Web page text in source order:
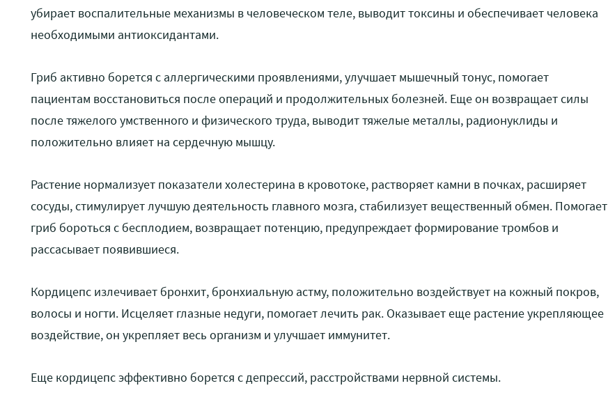
убирает воспалительные механизмы в человеческом теле, выводит токсины и обеспечивает человека
необходимыми антиоксидантами.
Гриб активно борется с аллергическими проявлениями, улучшает мышечный тонус, помогает
пациентам восстановиться после операций и продолжительных болезней. Еще он возвращает силы
после тяжелого умственного и физического труда, выводит тяжелые металлы, радионуклиды и
положительно влияет на сердечную мышцу.
Растение нормализует показатели холестерина в кровотоке, растворяет камни в почках, расширяет
сосуды, стимулирует лучшую деятельность главного мозга, стабилизует вещественный обмен. Помогает
гриб бороться с бесплодием, возвращает потенцию, предупреждает формирование тромбов и
рассасывает появившиеся.
Кордицепс излечивает бронхит, бронхиальную астму, положительно воздействует на кожный покров,
волосы и ногти. Исцеляет глазные недуги, помогает лечить рак. Оказывает еще растение укрепляющее
воздействие, он укрепляет весь организм и улучшает иммунитет.
Еще кордицепс эффективно борется с депрессий, расстройствами нервной системы.